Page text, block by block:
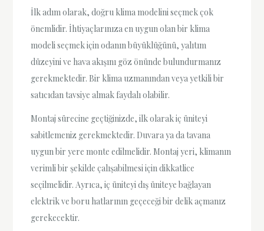
İlk adım olarak, doğru klima modelini seçmek çok
önemlidir. İhtiyaçlarınıza en uygun olan bir klima
modeli seçmek için odanın büyüklüğünü, yalıtım
düzeyini ve hava akışını göz önünde bulundurmanız
gerekmektedir. Bir klima uzmanından veya yetkili bir
satıcıdan tavsiye almak faydalı olabilir.
Montaj sürecine geçtiğinizde, ilk olarak iç üniteyi
sabitlemeniz gerekmektedir. Duvara ya da tavana
uygun bir yere monte edilmelidir. Montaj yeri, klimanın
verimli bir şekilde çalışabilmesi için dikkatlice
seçilmelidir. Ayrıca, iç üniteyi dış üniteye bağlayan
elektrik ve boru hatlarının geçeceği bir delik açmanız
gerekecektir.